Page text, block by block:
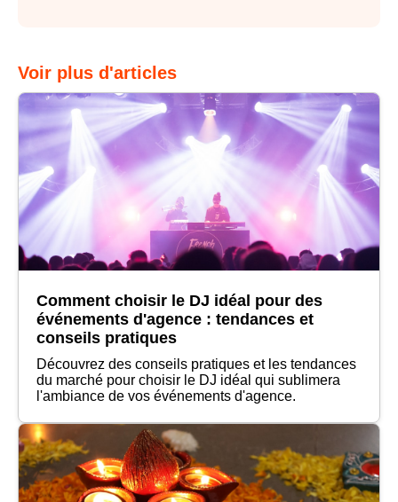
Voir plus d'articles
Comment choisir le DJ idéal pour des
événements d'agence : tendances et
conseils pratiques
Découvrez des conseils pratiques et les tendances
du marché pour choisir le DJ idéal qui sublimera
l'ambiance de vos événements d'agence.